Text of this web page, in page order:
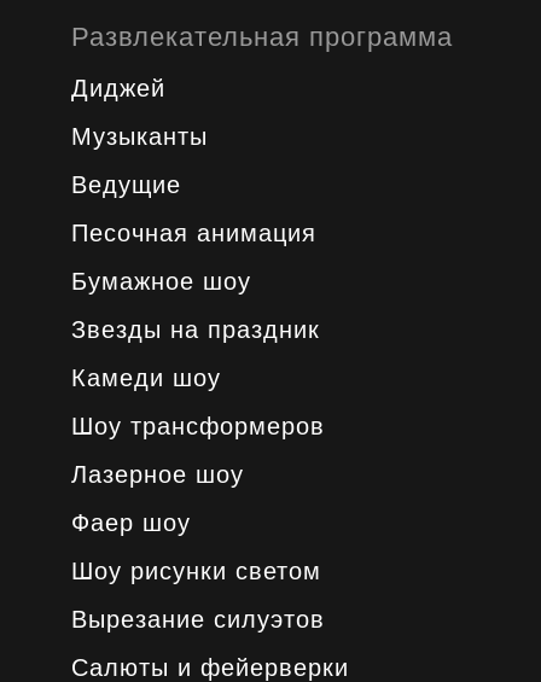
Развлекательная программа
Диджей
Музыканты
Ведущие
Песочная анимация
Бумажное шоу
Звезды на праздник
Камеди шоу
Шоу трансформеров
Лазерное шоу
Фаер шоу
Шоу рисунки светом
Вырезание силуэтов
Салюты и фейерверки